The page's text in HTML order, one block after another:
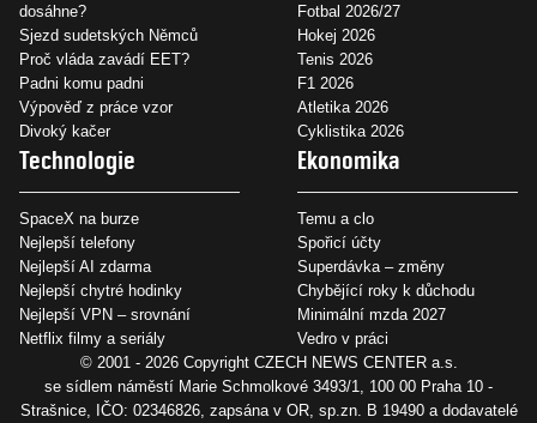
dosáhne?
Sjezd sudetských Němců
Proč vláda zavádí EET?
Padni komu padni
Výpověď z práce vzor
Divoký kačer
Fotbal 2026/27
Hokej 2026
Tenis 2026
F1 2026
Atletika 2026
Cyklistika 2026
Technologie
SpaceX na burze
Nejlepší telefony
Nejlepší AI zdarma
Nejlepší chytré hodinky
Nejlepší VPN – srovnání
Netflix filmy a seriály
Ekonomika
Temu a clo
Spořicí účty
Superdávka – změny
Chybějící roky k důchodu
Minimální mzda 2027
Vedro v práci
© 2001 - 2026 Copyright CZECH NEWS CENTER a.s.
se sídlem náměstí Marie Schmolkové 3493/1, 100 00 Praha 10 -
Strašnice, IČO: 02346826, zapsána v OR, sp.zn. B 19490 a dodavatelé